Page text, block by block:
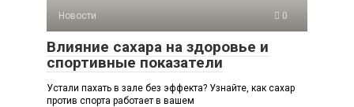
Новости 0
Влияние сахара на здоровье и
спортивные показатели
Устали пахать в зале без эффекта? Узнайте, как сахар
против спорта работает в вашем